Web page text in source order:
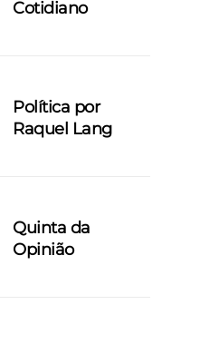
Cotidiano
Política por
Raquel Lang
Quinta da
Opinião